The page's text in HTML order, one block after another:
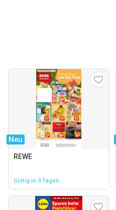
Neu
REWE
Gültig in 3 Tagen